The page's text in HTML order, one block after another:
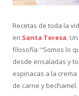
Recetas de toda la
en Santa Teresa.
filosofía: “Somos lo
desde ensaladas y
espinacas a la
de carne y